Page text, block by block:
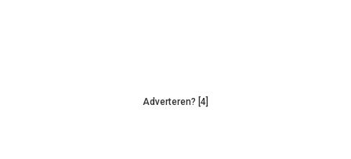
Adverteren? [4]